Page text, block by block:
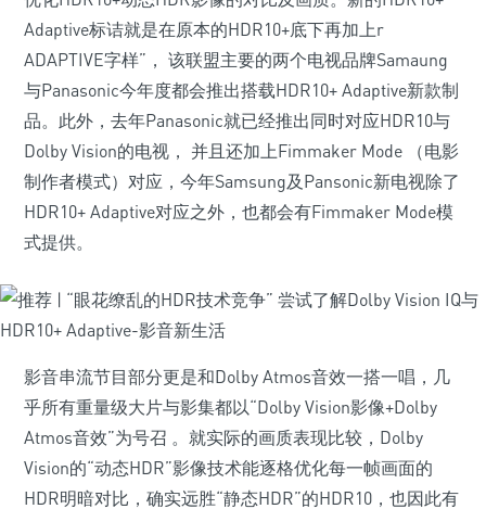
Adaptive标诘就是在原本的HDR10+底下再加上r
ADAPTIVE字样”， 该联盟主要的两个电视品牌Samaung
与Panasonic今年度都会推出搭载HDR10+ Adaptive新款制
品。此外，去年Panasonic就已经推出同时对应HDR10与
Dolby Vision的电视， 并且还加上Fimmaker Mode （电影
制作者模式）对应，今年Samsung及Pansonic新电视除了
HDR10+ Adaptive对应之外，也都会有Fimmaker Mode模
式提供。
影音串流节目部分更是和Dolby Atmos音效一搭一唱，几
乎所有重量级大片与影集都以“Dolby Vision影像+Dolby
Atmos音效”为号召 。就实际的画质表现比较，Dolby
Vision的“动态HDR”影像技术能逐格优化每一帧画面的
HDR明暗对比，确实远胜“静态HDR”的HDR10，也因此有